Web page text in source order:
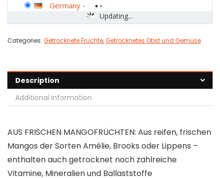
Updating...
Germany -
Categories: Getrocknete Früchte,Getrocknetes Obst und Gemüse
Description
Additional information
AUS FRISCHEN MANGOFRÜCHTEN: Aus reifen, frischen
Mangos der Sorten Amélie, Brooks oder Lippens –
enthalten auch getrocknet noch zahlreiche
Vitamine, Mineralien und Ballaststoffe